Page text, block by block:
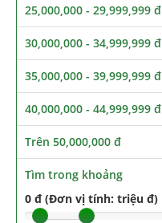
25,000,000 - 29,999,999 đ
30,000,000 - 34,999,999 đ
35,000,000 - 39,999,999 đ
40,000,000 - 44,999,999 đ
Trên 50,000,000 đ
Tìm trong khoảng
0 đ (Đơn vị tính: triệu đ)